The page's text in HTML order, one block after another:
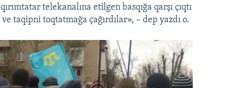
telekanalına etilgen basqığa qarşı çıqtı
ve taqipni toqtatmağa çağırdılar», – dep yazdı o.